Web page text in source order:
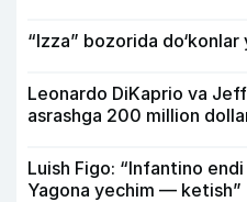
“Izza” bozorida
Leonardo DiKaprio va
asrashga 200 million
Luish Figo: “Infantino
Yagona yechim — ketish”